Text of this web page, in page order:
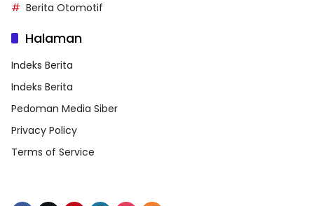
Berita Otomotif
Halaman
Indeks Berita
Indeks Berita
Pedoman Media Siber
Privacy Policy
Terms of Service